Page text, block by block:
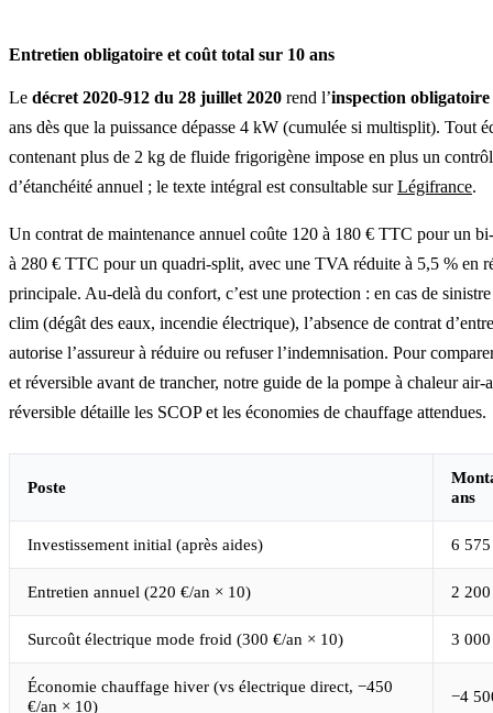
Entretien obligatoire et coût total sur 10 ans
Le décret 2020-912 du 28 juillet 2020 rend l’inspection obligatoire
ans dès que la puissance dépasse 4 kW (cumulée si multisplit). Tout
contenant plus de 2 kg de fluide frigorigène impose en plus un
d’étanchéité annuel ; le texte intégral est consultable surLégifrance.
Un contrat de maintenance annuel coûte 120 à 180 € TTC pour un
à 280 € TTC pour un quadri-split, avec une TVA réduite à 5,5 % en
principale. Au-delà du confort, c’est une protection : en cas de
clim (dégât des eaux, incendie électrique), l’absence de contrat
autorise l’assureur à réduire ou refuser l’indemnisation. Pour
et réversible avant de trancher, notre guide de la pompe à chaleur air-
réversible détaille les SCOP et les économies de chauffage attendues.
Poste
ans
Investissement initial (après aides) 6
Entretien annuel (220 €/an × 10) 2
Surcoût électrique mode froid (300 €/an × 10) 3
Économie chauffage hiver (vs électrique direct, −450
€/an × 10)
−4